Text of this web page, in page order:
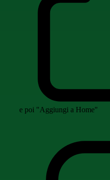
e poi "Aggiungi a Home"